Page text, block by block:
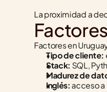
La proximidad a
Factores en
Tipo de cliente:
Stack: SQL,
Madurez de
Inglés: acceso a